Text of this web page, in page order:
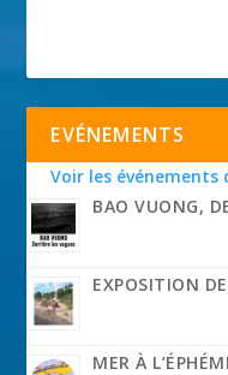
EVÉNEMENTS
Voir les événements
BAO VUONG,
EXPOSITION
MER À